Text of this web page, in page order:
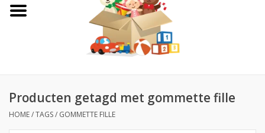
Speelgoed
Beloningsdozen
Producten getagd met gommette fille
HOME/TAGS/ GOMMETTE FILLE